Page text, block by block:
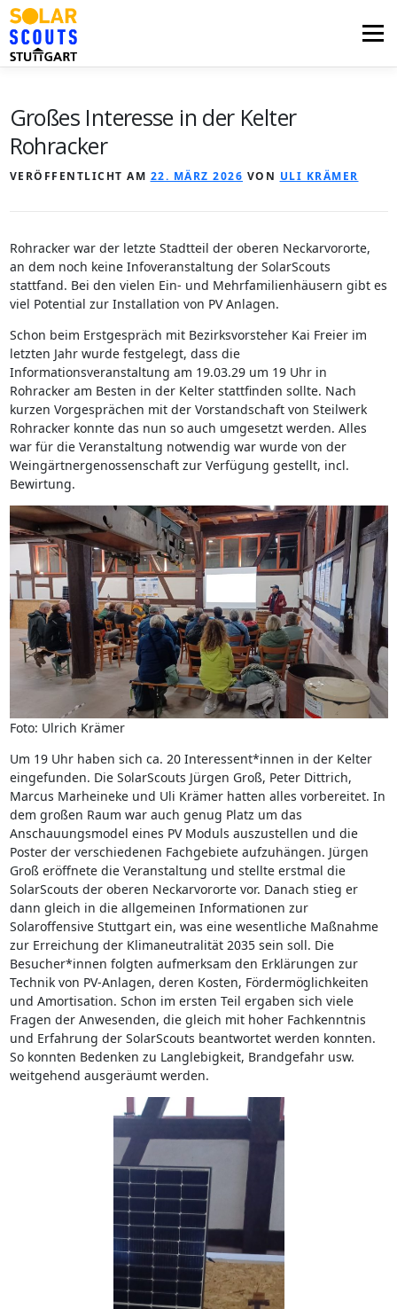
Zum
Inhalt
springen
Menü
AKTUELLES BEZIRKSGRUPPEN
Großes Interesse in der Kelter
Rohracker
VERÖFFENTLICHT AM 22. MÄRZ 2026 VON ULI KRÄMER
Rohracker war der letzte Stadtteil der oberen Neckarvororte,
an dem noch keine Infoveranstaltung der SolarScouts
stattfand. Bei den vielen Ein- und Mehrfamilienhäusern gibt es
viel Potential zur Installation von PV Anlagen.
Schon beim Erstgespräch mit Bezirksvorsteher Kai Freier im
letzten Jahr wurde festgelegt, dass die
Informationsveranstaltung am 19.03.29 um 19 Uhr in
Rohracker am Besten in der Kelter stattfinden sollte. Nach
kurzen Vorgesprächen mit der Vorstandschaft von Steilwerk
Rohracker konnte das nun so auch umgesetzt werden. Alles
war für die Veranstaltung notwendig war wurde von der
Weingärtnergenossenschaft zur Verfügung gestellt, incl.
Bewirtung.
Foto: Ulrich Krämer
Um 19 Uhr haben sich ca. 20 Interessent*innen in der Kelter
eingefunden. Die SolarScouts Jürgen Groß, Peter Dittrich,
Marcus Marheineke und Uli Krämer hatten alles vorbereitet. In
dem großen Raum war auch genug Platz um das
Anschauungsmodel eines PV Moduls auszustellen und die
Poster der verschiedenen Fachgebiete aufzuhängen. Jürgen
Groß eröffnete die Veranstaltung und stellte erstmal die
SolarScouts der oberen Neckarvororte vor. Danach stieg er
dann gleich in die allgemeinen Informationen zur
Solaroffensive Stuttgart ein, was eine wesentliche Maßnahme
zur Erreichung der Klimaneutralität 2035 sein soll. Die
Besucher*innen folgten aufmerksam den Erklärungen zur
Technik von PV-Anlagen, deren Kosten, Fördermöglichkeiten
und Amortisation. Schon im ersten Teil ergaben sich viele
Fragen der Anwesenden, die gleich mit hoher Fachkenntnis
und Erfahrung der SolarScouts beantwortet werden konnten.
So konnten Bedenken zu Langlebigkeit, Brandgefahr usw.
weitgehend ausgeräumt werden.